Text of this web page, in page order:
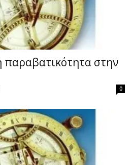
παραβατικότητα στην
0